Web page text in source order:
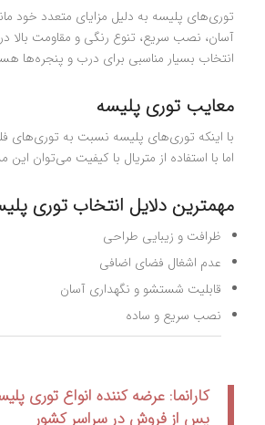
توری‌های پلیسه به دلیل مزایای متعدد خود
آسان، نصب سریع، تنوع رنگی و مقاومت بالا
انتخاب بسیار مناسبی برای درب و پنجره‌ها
معایب توری پلیسه
با اینکه توری‌های پلیسه نسبت به توری‌های
اما با استفاده از متریال با کیفیت می‌توان
مهمترین دلایل انتخاب توری
ظرافت و زیبایی طراحی
عدم اشغال فضای اضافی
قابلیت شستشو و نگهداری آسان
نصب سریع و ساده
کارانما: عرضه کننده انواع توری
پس از فروش در سراسر کشور